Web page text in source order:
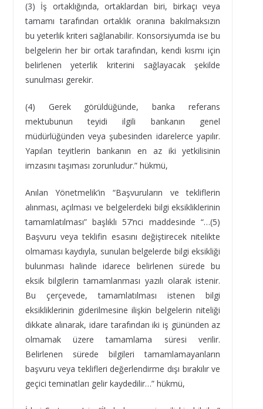
(3) İş ortaklığında, ortaklardan biri, birkaçı veya
tamamı tarafından ortaklık oranına bakılmaksızın
bu yeterlik kriteri sağlanabilir. Konsorsiyumda ise bu
belgelerin her bir ortak tarafından, kendi kısmı için
belirlenen yeterlik kriterini sağlayacak şekilde
sunulması gerekir.
(4) Gerek görüldüğünde, banka referans
mektubunun teyidi ilgili bankanın genel
müdürlüğünden veya şubesinden idarelerce yapılır.
Yapılan teyitlerin bankanın en az iki yetkilisinin
imzasını taşıması zorunludur.” hükmü,
Anılan Yönetmelik’in “Başvuruların ve tekliflerin
alınması, açılması ve belgelerdeki bilgi eksikliklerinin
tamamlatılması” başlıklı 57’nci maddesinde “…(5)
Başvuru veya teklifin esasını değiştirecek nitelikte
olmaması kaydıyla, sunulan belgelerde bilgi eksikliği
bulunması halinde idarece belirlenen sürede bu
eksik bilgilerin tamamlanması yazılı olarak istenir.
Bu çerçevede, tamamlatılması istenen bilgi
eksikliklerinin giderilmesine ilişkin belgelerin niteliği
dikkate alınarak, idare tarafından iki iş gününden az
olmamak üzere tamamlama süresi verilir.
Belirlenen sürede bilgileri tamamlamayanların
başvuru veya teklifleri değerlendirme dışı bırakılır ve
geçici teminatları gelir kaydedilir…” hükmü,